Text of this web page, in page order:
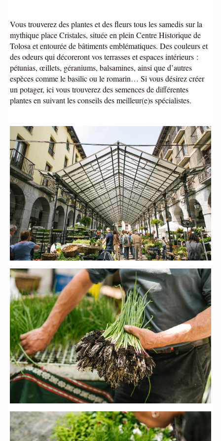
Vous trouverez des plantes et des fleurs tous les samedis sur la
mythique place Cristales, située en plein Centre Historique de
Tolosa et entourée de bâtiments emblématiques. Des couleurs et
des odeurs qui décoreront vos terrasses et espaces intérieurs :
pétunias, œillets, géraniums, balsamines, ainsi que d’autres
espèces comme le basilic ou le romarin… Si vous désirez créer
un potager, ici vous trouverez des semences de différentes
plantes en suivant les conseils des meilleur(e)s spécialistes.